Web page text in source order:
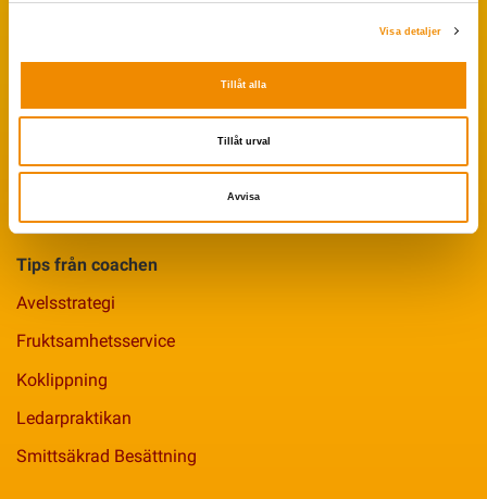
Visa detaljer
Tillåt alla
Tillåt urval
Avvisa
Populära sökningar
VäxaControl®
Kokontrollen
Tips från coachen
Avelsstrategi
Fruktsamhetsservice
Koklippning
Ledarpraktikan
Smittsäkrad Besättning